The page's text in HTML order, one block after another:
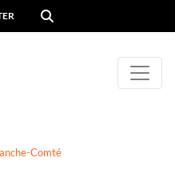
Comté